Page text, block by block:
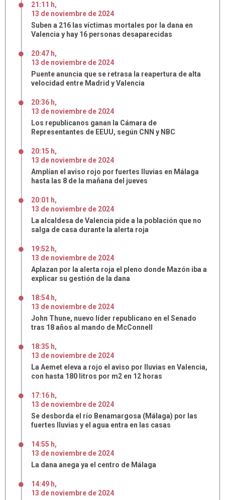
21:11 h,
13 de noviembre de 2024
Suben a 216 las víctimas mortales por la dana en
Valencia y hay 16 personas desaparecidas
20:47 h,
13 de noviembre de 2024
Puente anuncia que se retrasa la reapertura de alta
velocidad entre Madrid y Valencia
20:36 h,
13 de noviembre de 2024
Los republicanos ganan la Cámara de
Representantes de EEUU, según CNN y NBC
20:15 h,
13 de noviembre de 2024
Amplían el aviso rojo por fuertes lluvias en Málaga
hasta las 8 de la mañana del jueves
20:01 h,
13 de noviembre de 2024
La alcaldesa de Valencia pide a la población que no
salga de casa durante la alerta roja
19:52 h,
13 de noviembre de 2024
Aplazan por la alerta roja el pleno donde Mazón iba a
explicar su gestión de la dana
18:54 h,
13 de noviembre de 2024
John Thune, nuevo líder republicano en el Senado
tras 18 años al mando de McConnell
18:35 h,
13 de noviembre de 2024
La Aemet eleva a rojo el aviso por lluvias en Valencia,
con hasta 180 litros por m2 en 12 horas
17:16 h,
13 de noviembre de 2024
Se desborda el río Benamargosa (Málaga) por las
fuertes lluvias y el agua entra en las casas
14:55 h,
13 de noviembre de 2024
La dana anega ya el centro de Málaga
14:49 h,
13 de noviembre de 2024